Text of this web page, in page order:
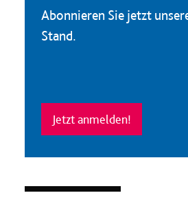
Abonnieren Sie jetzt
Stand.
Jetzt anmelden!